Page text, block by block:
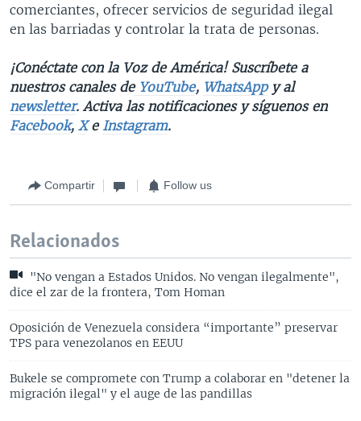
comerciantes, ofrecer servicios de seguridad ilegal
en las barriadas y controlar la trata de personas.
¡Conéctate con la Voz de América! Suscríbete a
nuestros canales deYouTube, WhatsAppy al
newsletter. Activa las notificaciones y síguenos en
Facebook, Xe Instagram.
Compartir Follow us
Relacionados
"No vengan a Estados Unidos. No vengan ilegalmente",
dice el zar de la frontera, Tom Homan
Oposición de Venezuela considera “importante” preservar
TPS para venezolanos en EEUU
Bukele se compromete con Trump a colaborar en "detener la
migración ilegal" y el auge de las pandillas